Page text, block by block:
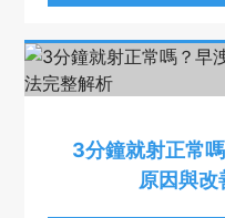
3分鐘就射正常
原因與